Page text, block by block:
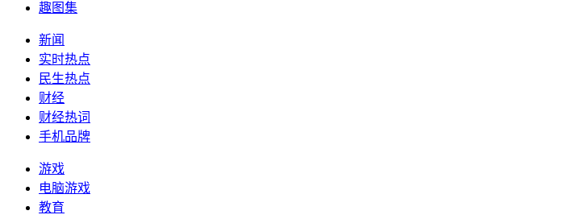
趣图集
新闻
实时热点
民生热点
财经
财经热词
手机品牌
游戏
电脑游戏
教育